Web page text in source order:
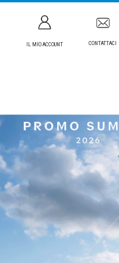
IL MIO ACCOUNT CONTATTACI